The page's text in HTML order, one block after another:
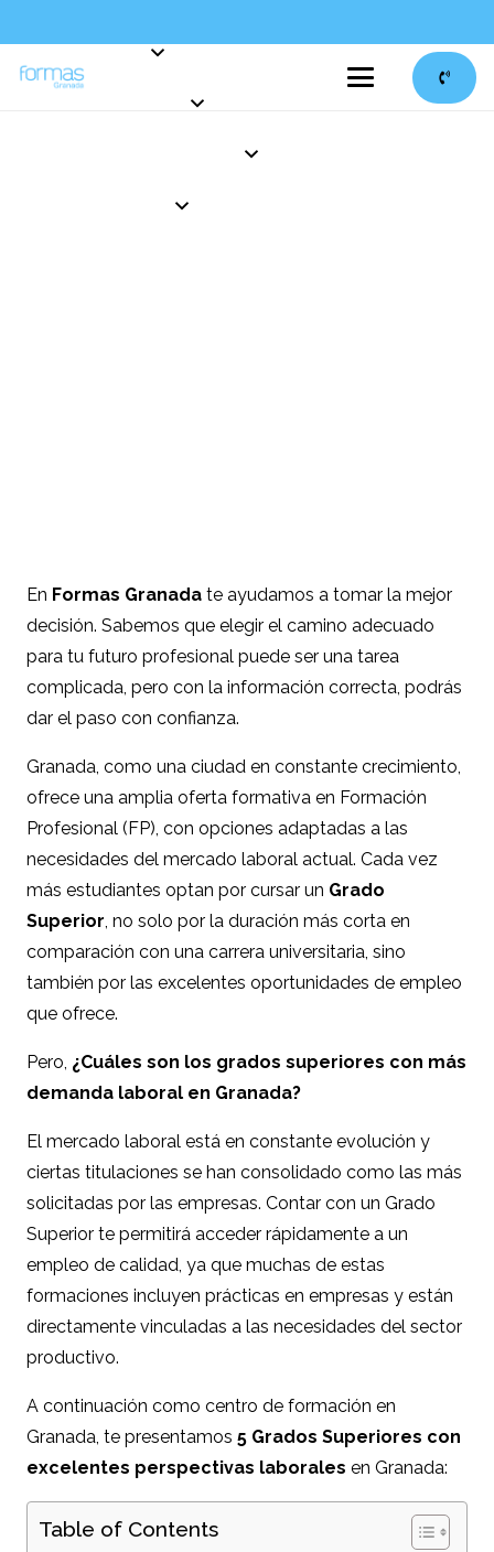
En Formas Granada te ayudamos a tomar la mejor
decisión. Sabemos que elegir el camino adecuado
para tu futuro profesional puede ser una tarea
complicada, pero con la información correcta, podrás
dar el paso con confianza.
Granada, como una ciudad en constante crecimiento,
ofrece una amplia oferta formativa en Formación
Profesional (FP), con opciones adaptadas a las
necesidades del mercado laboral actual. Cada vez
más estudiantes optan por cursar un Grado
Superior, no solo por la duración más corta en
comparación con una carrera universitaria, sino
también por las excelentes oportunidades de empleo
que ofrece.
Pero, ¿Cuáles son los grados superiores con más
demanda laboral en Granada?
El mercado laboral está en constante evolución y
ciertas titulaciones se han consolidado como las más
solicitadas por las empresas. Contar con un Grado
Superior te permitirá acceder rápidamente a un
empleo de calidad, ya que muchas de estas
formaciones incluyen prácticas en empresas y están
directamente vinculadas a las necesidades del sector
productivo.
A continuación como centro de formación en
Granada, te presentamos 5 Grados Superiores con
excelentes perspectivas laborales en Granada:
Table of Contents